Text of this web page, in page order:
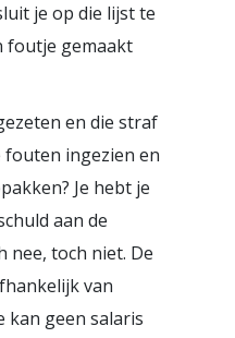
je op die lijst te
foutje gemaakt
en die straf
fouten ingezien en
Je hebt je
aan de
nee, toch niet. De
van
kan geen salaris